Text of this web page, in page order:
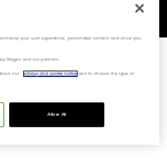
your user experience, personalize content and show you
Diageo and our partners.
our privacy and cookie notice and to choose the type of
Allow All